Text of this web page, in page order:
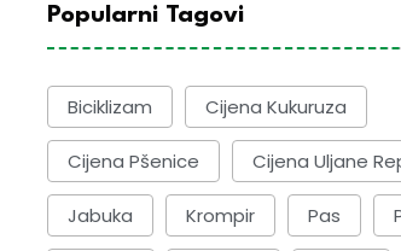
Popularni Tagovi
Biciklizam Cijena Kukuruza
Cijena Pšenice Cijena Uljane
Jabuka Krompir Pas